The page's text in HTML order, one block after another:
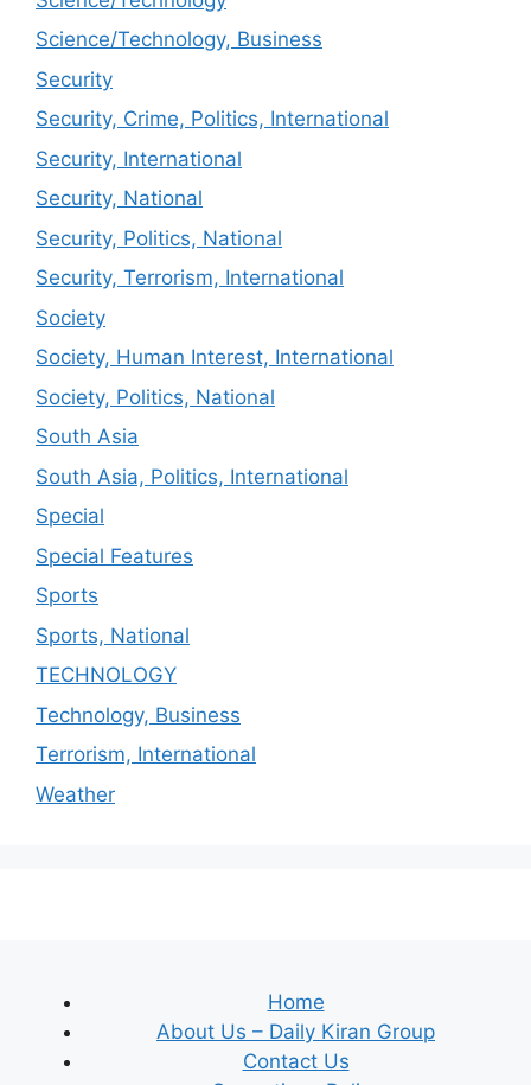
Science/Technology, Business
Security
Security, Crime, Politics, International
Security, International
Security, National
Security, Politics, National
Security, Terrorism, International
Society
Society, Human Interest, International
Society, Politics, National
South Asia
South Asia, Politics, International
Special
Special Features
Sports
Sports, National
TECHNOLOGY
Technology, Business
Terrorism, International
Weather
Home
About Us – Daily Kiran Group
Contact Us